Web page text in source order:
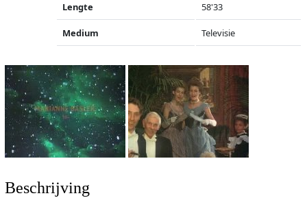
Lengte 58'33
Medium Televisie
Beschrijving